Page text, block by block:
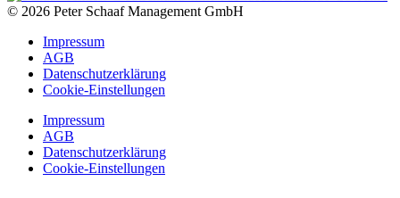
© 2026 Peter Schaaf Management GmbH
Impressum
AGB
Datenschutzerklärung
Cookie-Einstellungen
Impressum
AGB
Datenschutzerklärung
Cookie-Einstellungen